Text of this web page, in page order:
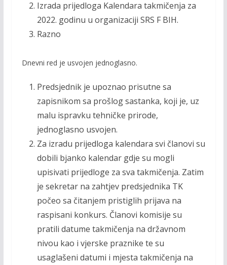
Izrada prijedloga Kalendara takmičenja za
2022. godinu u organizaciji SRS F BIH.
Razno
Dnevni red je usvojen jednoglasno.
Predsjednik je upoznao prisutne sa
zapisnikom sa prošlog sastanka, koji je, uz
malu ispravku tehničke prirode,
jednoglasno usvojen.
Za izradu prijedloga kalendara svi članovi su
dobili bjanko kalendar gdje su mogli
upisivati prijedloge za sva takmičenja. Zatim
je sekretar na zahtjev predsjednika TK
počeo sa čitanjem pristiglih prijava na
raspisani konkurs. Članovi komisije su
pratili datume takmičenja na državnom
nivou kao i vjerske praznike te su
usaglašeni datumi i mjesta takmičenja na